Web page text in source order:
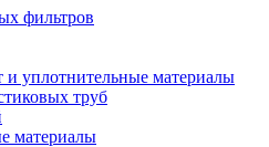
фильтров
уплотнительные материалы
труб
материалы